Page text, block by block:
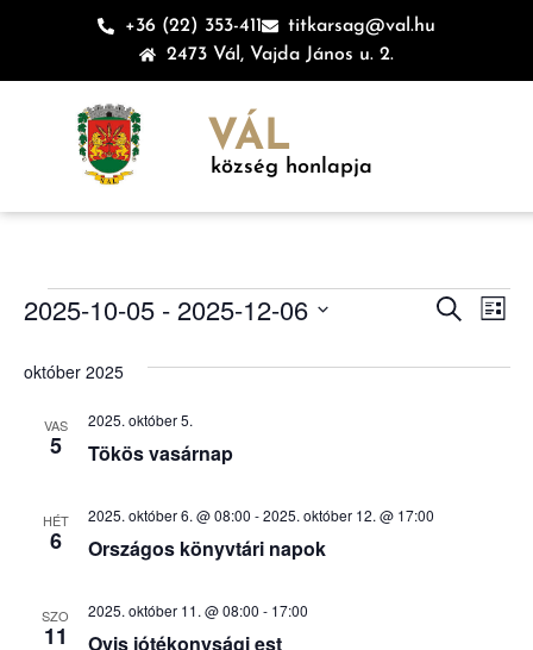
+36 (22) 353-411
titkarsag@val.hu
2473 Vál, Vajda János u. 2.
VÁL
község honlapja
Keresett
Lista
2025-10-05 - 2025-12-06
október 2025
VAS
5 Tökös vasárnap
2025. október 5.
HÉT
6 Országos könyvtári napok
2025. október 6. @ 08:00 -2025. október 12. @ 17:00
SZO
11 Ovis jótékonysági est
2025. október 11. @ 08:00 - 17:00